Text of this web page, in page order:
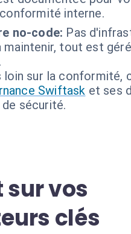
interne.
no-code: Pas
maintenir, tout est géré
loin sur la conformité,
Swiftask et ses
sécurité.
vos
clés